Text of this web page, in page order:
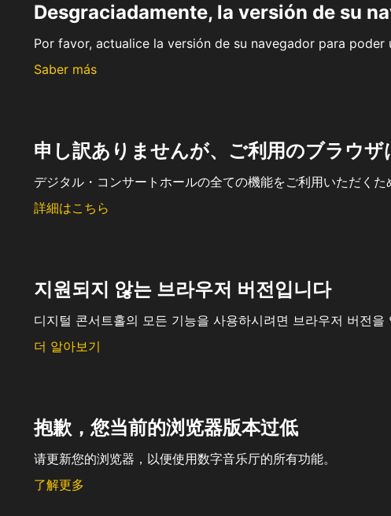
Desgraciadamente, la versión de su
Por favor, actualice la versión de su navegador para
Saber más
申し訳ありませんが、ご利用のブラウ
デジタル・コンサートホールの全ての機能をご利用いただくた
詳細はこちら
지원되지 않는 브라우저 버전입니다
디지털 콘서트홀의 모든 기능을 사용하시려면 브라우저 버전을
더 알아보기
抱歉，您当前的浏览器版本过低
请更新您的浏览器，以便使用数字音乐厅的所有功能。
了解更多